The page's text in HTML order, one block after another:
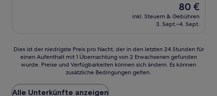
Der
Preis
beträgt
80 €
inkl. Steuern & Gebühren
3. Sept.–4. Sept.
Dies
der
Preis
pro
Dies ist der niedrigste Preis pro Nacht, der in den letzten 24 Stunden für
einen Aufenthalt mit 1 Übernachtung von 2 Erwachsenen gefunden
wurde. Preise und Verfügbarkeiten können sich ändern. Es können
zusätzliche Bedingungen gelten.
Alle Unterkünfte anzeigen